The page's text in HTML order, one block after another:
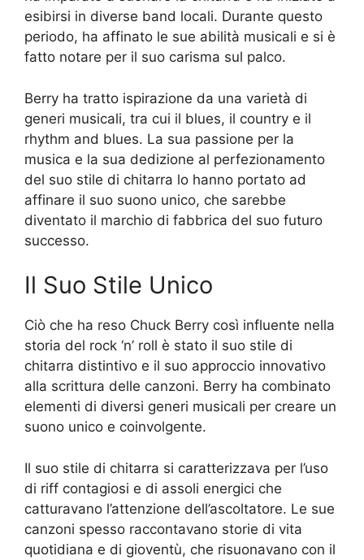
esibirsi in diverse band locali. Durante questo
periodo, ha affinato le sue abilità musicali e si è
fatto notare per il suo carisma sul palco.
Berry ha tratto ispirazione da una varietà di
generi musicali, tra cui il blues, il country e il
rhythm and blues. La sua passione per la
musica e la sua dedizione al perfezionamento
del suo stile di chitarra lo hanno portato ad
affinare il suo suono unico, che sarebbe
diventato il marchio di fabbrica del suo futuro
successo.
Il Suo Stile Unico
Ciò che ha reso Chuck Berry così influente nella
storia del rock ‘n’ roll è stato il suo stile di
chitarra distintivo e il suo approccio innovativo
alla scrittura delle canzoni. Berry ha combinato
elementi di diversi generi musicali per creare un
suono unico e coinvolgente.
Il suo stile di chitarra si caratterizzava per l’uso
di riff contagiosi e di assoli energici che
catturavano l’attenzione dell’ascoltatore. Le sue
canzoni spesso raccontavano storie di vita
quotidiana e di gioventù, che risuonavano con il